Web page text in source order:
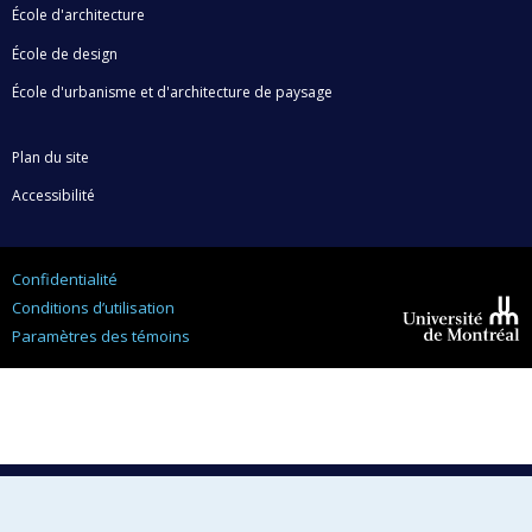
professionnels de l’architecture sur leur pratique de
l’écriture et le rôle de l’écrit dans la discipline. Elle
les prix du livre en architecture, et montre que
écrivain
facettes disciplinaires (une didactique, une action, une
méditation et une poétique) et la proposition d’un
« indice tropique » du texte de concours. La principale
Sans généraliser cette conclusion à l’ensemble des
École d'architecture
École de design
École d'urbanisme et d'architecture de paysage
Plan du site
Accessibilité
Confidentialité
Conditions d’utilisation
Paramètres des témoins
Montréal